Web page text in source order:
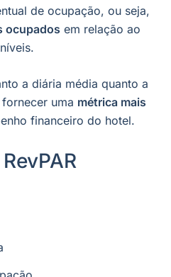
de ocupação, ou seja,
ocupados em relação ao
a diária média quanto a
uma métrica mais
financeiro do hotel.